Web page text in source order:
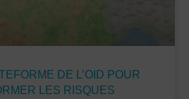
DE L’OID POUR
LES RISQUES